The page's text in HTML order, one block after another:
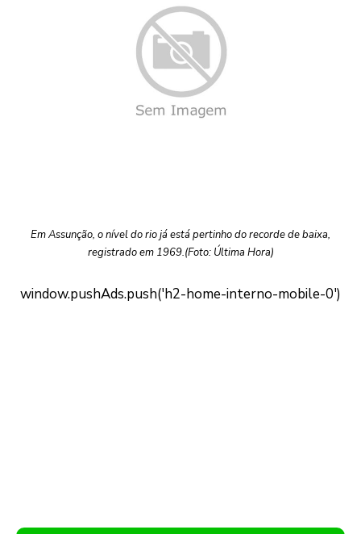
Em Assunção, o nível do rio já está pertinho do recorde de baixa,
registrado em 1969.(Foto: Última Hora)